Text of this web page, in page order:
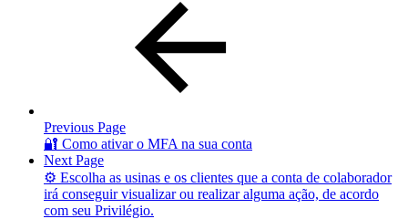
Previous Page
🔐 Como ativar o MFA na sua conta
Next Page
⚙️ Escolha as usinas e os clientes que a conta de colaborador
irá conseguir visualizar ou realizar alguma ação, de acordo
com seu Privilégio.